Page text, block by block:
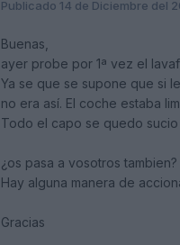
Publicado 14 de Diciembre del
Buenas,
ayer probe por 1ª vez el
Ya se que se supone que si
no era así. El coche estaba
Todo el capo se quedo
¿os pasa a vosotros tambien?
Hay alguna manera de
Gracias